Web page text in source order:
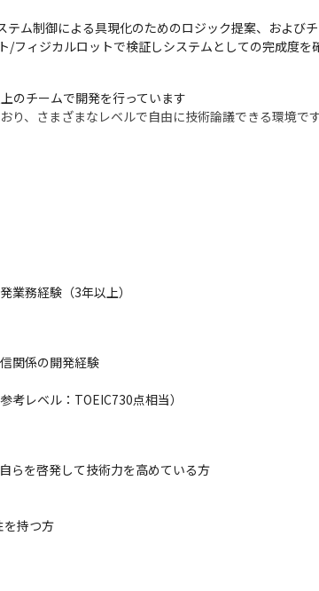
ム制御による具現化のためのロジック提案、および
/フィジカルロットで検証しシステムとしての完成度を
のチームで開発を行っています
り、さまざまなレベルで自由に技術論議できる環境で
めの研修を受けることが可能です
ン力を向上すべく、TOEICのスコアアップを目指した
）『リーフ』をはじめとするさまざまなニーズに応
う日産DNAのもと、高い技術力と品質の高いサービ
で、これからマーケットが拡大する技術領域です
を成すEVの商品開発において、コア技術である電動
や貢献度を実感できます
ジナリティを製品に入れ込みやすく、やりがいがあり
detail/38942）
業務経験（3年以上）
関係の開発経験
考レベル：TOEIC730点相当）
らを啓発して技術力を高めている方
を持つ方